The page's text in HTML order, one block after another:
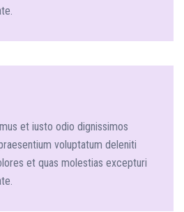
et iusto odio dignissimos
voluptatum deleniti
et quas molestias excepturi